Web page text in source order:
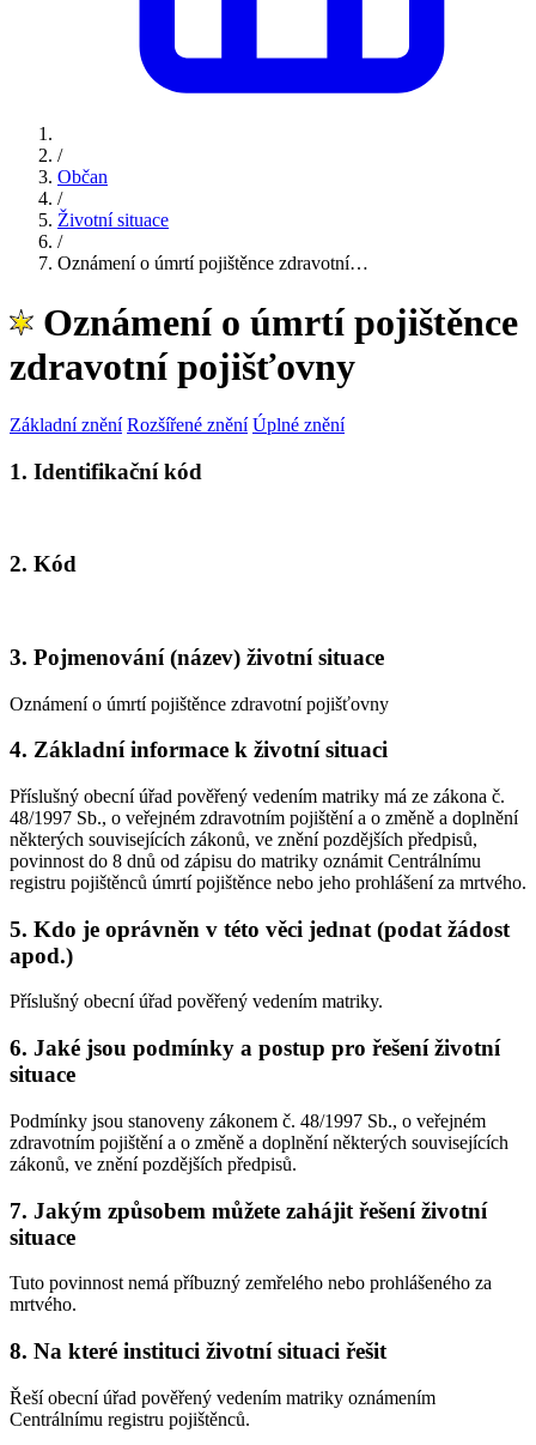
/
Občan
/
Životní situace
/
Oznámení o úmrtí pojištěnce zdravotní…
Oznámení o úmrtí pojištěnce
zdravotní pojišťovny
Základní znění Rozšířené znění Úplné znění
1. Identifikační kód
2. Kód
3. Pojmenování (název) životní situace
Oznámení o úmrtí pojištěnce zdravotní pojišťovny
4. Základní informace k životní situaci
Příslušný obecní úřad pověřený vedením matriky má ze zákona č.
48/1997 Sb., o veřejném zdravotním pojištění a o změně a doplnění
některých souvisejících zákonů, ve znění pozdějších předpisů,
povinnost do 8 dnů od zápisu do matriky oznámit Centrálnímu
registru pojištěnců úmrtí pojištěnce nebo jeho prohlášení za mrtvého.
5. Kdo je oprávněn v této věci jednat (podat žádost
apod.)
Příslušný obecní úřad pověřený vedením matriky.
6. Jaké jsou podmínky a postup pro řešení životní
situace
Podmínky jsou stanoveny zákonem č. 48/1997 Sb., o veřejném
zdravotním pojištění a o změně a doplnění některých souvisejících
zákonů, ve znění pozdějších předpisů.
7. Jakým způsobem můžete zahájit řešení životní
situace
Tuto povinnost nemá příbuzný zemřelého nebo prohlášeného za
mrtvého.
8. Na které instituci životní situaci řešit
Řeší obecní úřad pověřený vedením matriky oznámením
Centrálnímu registru pojištěnců.